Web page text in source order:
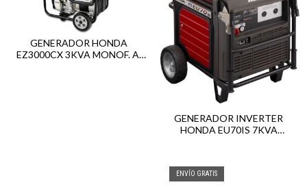
GENERADOR HONDA
EZ3000CX 3KVA MONOF. A.
GENERADOR INVERTER
HONDA EU70IS 7KVA
ENVÍO GRATIS